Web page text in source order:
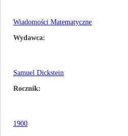
Wiadomości Matematyczne
Wydawca
Samuel Dickstein
Rocznik
1900